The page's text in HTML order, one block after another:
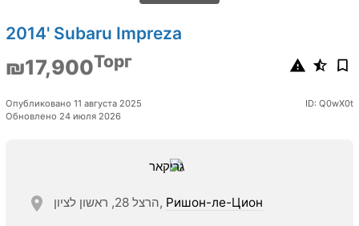
2014' Subaru Impreza
₪17,900Торг
Опубликовано 11 августа 2025
Обновлено 24 июля 2026
ID: Q0wX0t
הרצל 28, ראשון לציון, Ришон-ле-Цион